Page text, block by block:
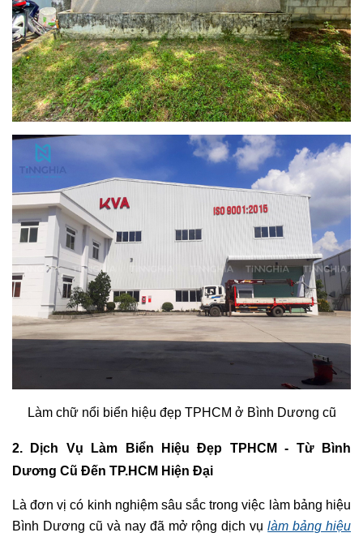
năng hiển thị chữ, hình ảnh động, bảng led ma trận mang
lại hiệu quả quảng cáo vượt trội, đặc biệt là vào buổi tối.
Việc làm bảng hiệu TPHCM loại này đang ngày càng phổ
biến tại các khu vực đông dân cư.